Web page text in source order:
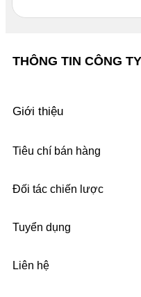
THÔNG TIN CÔNG TY
Giới thiệu
Tiêu chí bán hàng
Đối tác chiến lược
Tuyển dụng
Liên hệ